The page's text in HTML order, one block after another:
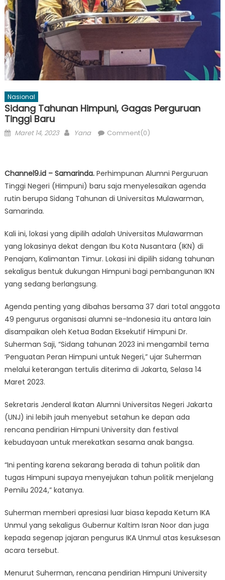
Nasional
Sidang Tahunan Himpuni, Gagas Perguruan
Tinggi Baru
Posted
Maret 14, 2023 Author
Yana Comment(0)
Channel9.id – Samarinda. Perhimpunan Alumni Perguruan
Tinggi Negeri (Himpuni) baru saja menyelesaikan agenda
rutin berupa Sidang Tahunan di Universitas Mulawarman,
Samarinda.
Kali ini, lokasi yang dipilih adalah Universitas Mulawarman
yang lokasinya dekat dengan Ibu Kota Nusantara (IKN) di
Penajam, Kalimantan Timur. Lokasi ini dipilih sidang tahunan
sekaligus bentuk dukungan Himpuni bagi pembangunan IKN
yang sedang berlangsung.
Agenda penting yang dibahas bersama 37 dari total anggota
49 pengurus organisasi alumni se-Indonesia itu antara lain
disampaikan oleh Ketua Badan Eksekutif Himpuni Dr.
Suherman Saji, “Sidang tahunan 2023 ini mengambil tema
‘Penguatan Peran Himpuni untuk Negeri,” ujar Suherman
melalui keterangan tertulis diterima di Jakarta, Selasa 14
Maret 2023.
Sekretaris Jenderal Ikatan Alumni Universitas Negeri Jakarta
(UNJ) ini lebih jauh menyebut setahun ke depan ada
rencana pendirian Himpuni University dan festival
kebudayaan untuk merekatkan sesama anak bangsa.
“Ini penting karena sekarang berada di tahun politik dan
tugas Himpuni supaya menyejukan tahun politik menjelang
Pemilu 2024,” katanya.
Suherman memberi apresiasi luar biasa kepada Ketum IKA
Unmul yang sekaligus Gubernur Kaltim Isran Noor dan juga
kepada segenap jajaran pengurus IKA Unmul atas kesuksesan
acara tersebut.
Menurut Suherman, rencana pendirian Himpuni University